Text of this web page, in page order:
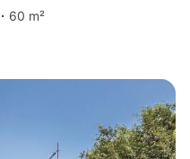
60 m²